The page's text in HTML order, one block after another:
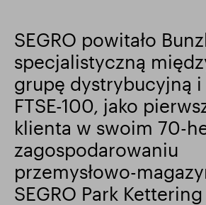
Inteligentny park
SEGRO powitało
specjalistyczną
grupę dystrybucyjną i
FTSE-100, jako
klienta w swoim 70-
zagospodarowaniu
przemysłowo-
SEGRO Park